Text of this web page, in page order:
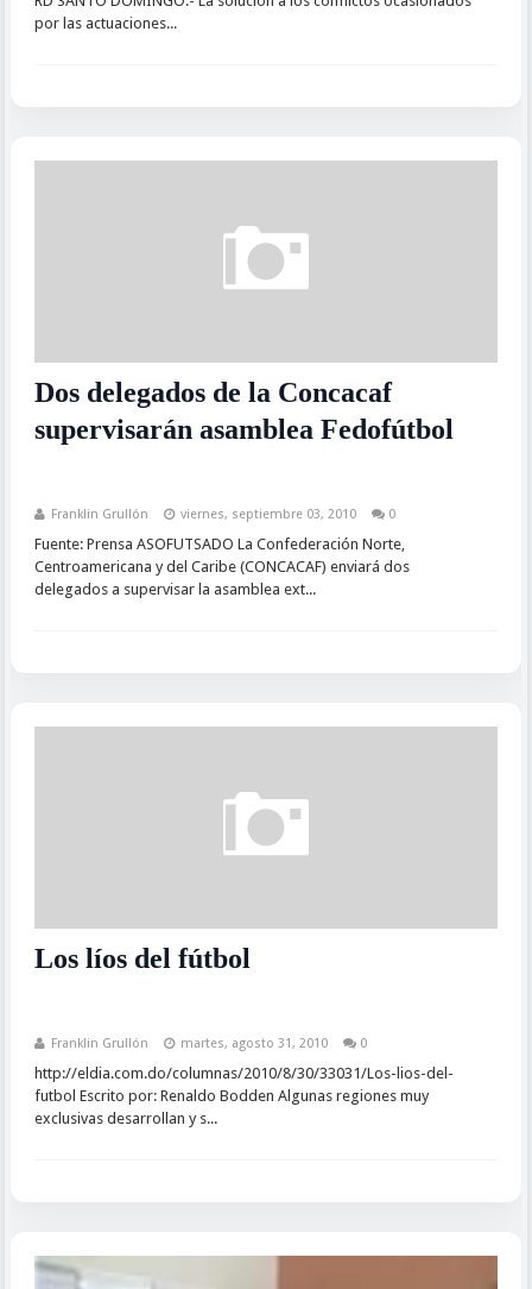
por las actuaciones...
Dos delegados de la Concacaf
supervisarán asamblea Fedofútbol
Franklin Grullón viernes, septiembre 03, 2010 0
Fuente: Prensa ASOFUTSADO La Confederación Norte,
Centroamericana y del Caribe (CONCACAF) enviará dos
delegados a supervisar la asamblea ext...
Los líos del fútbol
Franklin Grullón martes, agosto 31, 2010 0
http://eldia.com.do/columnas/2010/8/30/33031/Los-lios-del-
futbol Escrito por: Renaldo Bodden Algunas regiones muy
exclusivas desarrollan y s...